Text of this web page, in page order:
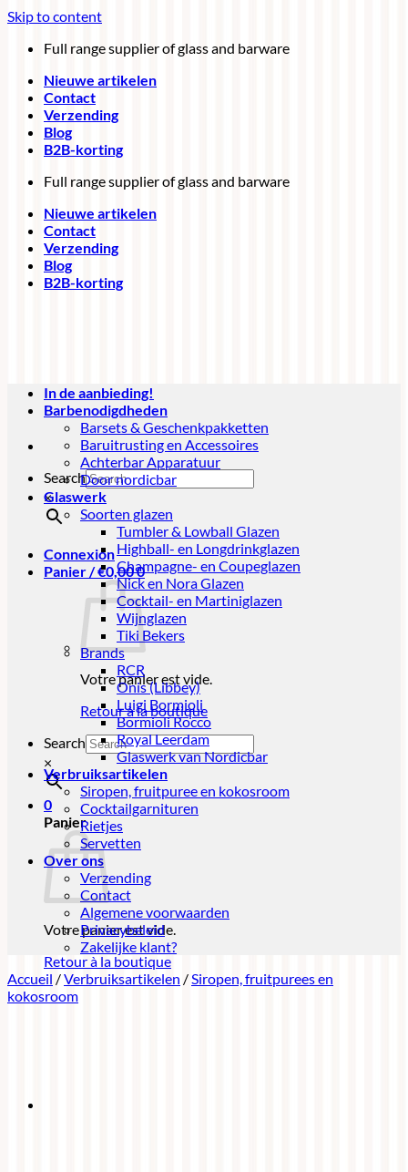
Skip to content
Full range supplier of glass and barware
Nieuwe artikelen
Contact
Verzending
Blog
B2B-korting
Full range supplier of glass and barware
Nieuwe artikelen
Contact
Verzending
Blog
B2B-korting
Search
×
Connexion
Panier /€0,000
Votre panier est vide.
Retour à la boutique
Search
×
0
Panier
Votre panier est vide.
Retour à la boutique
In de aanbieding!
Barbenodigdheden
Barsets & Geschenkpakketten
Baruitrusting en Accessoires
Achterbar Apparatuur
Door nordicbar
Glaswerk
Soorten glazen
Tumbler & Lowball Glazen
Highball- en Longdrinkglazen
Champagne- en Coupeglazen
Nick en Nora Glazen
Cocktail- en Martiniglazen
Wijnglazen
Tiki Bekers
Brands
RCR
Onis (Libbey)
Luigi Bormioli
Bormioli Rocco
Royal Leerdam
Glaswerk van Nordicbar
Verbruiksartikelen
Siropen, fruitpuree en kokosroom
Cocktailgarnituren
Rietjes
Servetten
Over ons
Verzending
Contact
Algemene voorwaarden
Privacybeleid
Zakelijke klant?
Accueil /Verbruiksartikelen /Siropen, fruitpurees en
kokosroom